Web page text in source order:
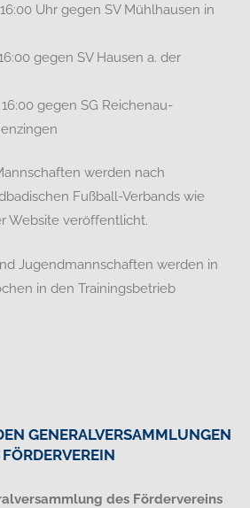
16:00 Uhr gegen SV Mühlhausen in
gegen SV Hausen a. der
16:00 gegen SG Reichenau-
werden nach
Fußball-Verbands wie
Website veröffentlicht.
Jugendmannschaften werden in
in den Trainingsbetrieb
GENERALVERSAMMLUNGEN
des Fördervereins